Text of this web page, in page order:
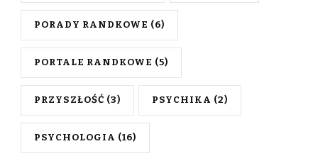
PORADY RANDKOWE (6)
PORTALE RANDKOWE (5)
PRZYSZŁOŚĆ (3) PSYCHIKA (2)
PSYCHOLOGIA (16)